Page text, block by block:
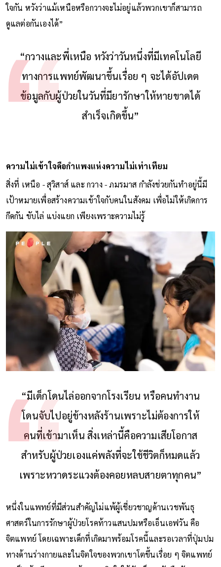
ใจกัน หวังว่าแม้เหนือหรือกวางจะไม่อยู่แล้วพวกเขาก็สามารถ
ดูแลต่อกันเองได้”
“กวางและพี่เหนือ หวังว่าวันหนึ่งที่มีเทคโนโลยี
ทางการแพทย์พัฒนาขึ้นเรื่อย ๆ จะได้อัปเดต
ข้อมูลกับผู้ป่วยในวันที่มียารักษาให้หายขาดได้
สำเร็จเกิดขึ้น”
ความไม่เข้าใจคือกำแพงแห่งความไม่เท่าเทียม
สิ่งที่ เหนือ - สุวิสาส์ และ กวาง - ภมรมาส กำลังช่วยกันทำอยู่นี้มี
เป้าหมายเพื่อสร้างความเข้าใจกับคนในสังคม เพื่อไม่ให้เกิดการ
กีดกัน ขับไล่ แบ่งแยก เพียงเพราะความไม่รู้
“มีเด็กโดนไล่ออกจากโรงเรียน หรือคนทำงาน
โดนจับไปอยู่ข้างหลังร้านเพราะไม่ต้องการให้
คนที่เข้ามาเห็น สิ่งเหล่านี้คือความเสียโอกาส
สำหรับผู้ป่วยเองแค่พลังที่จะใช้ชีวิตก็หมดแล้ว
เพราะหวาดระแวงต้องคอยหลบสายตาทุกคน”
หนึ่งในแพทย์ที่มีส่วนสำคัญไม่แพ้ผู้เชี่ยวชาญด้านเวชพันธุ
ศาสตร์ในการรักษาผู้ป่วยโรคท้าวแสนปมหรือเอ็นเอฟวัน คือ
จิตแพทย์ โดยเฉพาะเด็กที่เกิดมาพร้อมโรคนี้และรอเวลาที่ปุ่มปม
ทางด้านร่างกายและในจิตใจของพวกเขาโตขึ้นเรื่อย ๆ จิตแพทย์